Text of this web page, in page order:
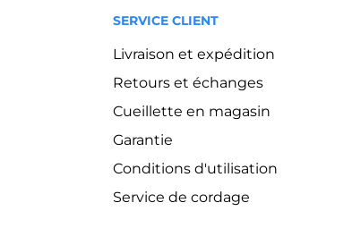
SERVICE CLIENT
Livraison et expédition
Retours et échanges
Cueillette en magasin
Garantie
Conditions d'utilisation
Service de cordage